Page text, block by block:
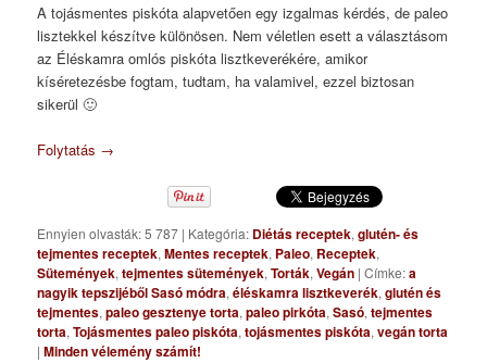
A tojásmentes piskóta alapvetően egy izgalmas kérdés, de paleo
lisztekkel készítve különösen. Nem véletlen esett a választásom
az Éléskamra omlós piskóta lisztkeverékére, amikor
kíséretezésbe fogtam, tudtam, ha valamivel, ezzel biztosan
sikerül 🙂
Folytatás →
Ennyien olvasták: 5 787 | Kategória: Diétás receptek,glutén- és
tejmentes receptek,Mentes receptek, Paleo, Receptek,
Sütemények,tejmentes sütemények,Torták,Vegán |Címke:a
nagyik tepszijéből Sasó módra,éléskamra lisztkeverék,glutén és
tejmentes,paleo gesztenye torta,paleo pirkóta,Sasó,tejmentes
torta,Tojásmentes paleo piskóta,tojásmentes piskóta,vegán torta
|Minden vélemény számít!